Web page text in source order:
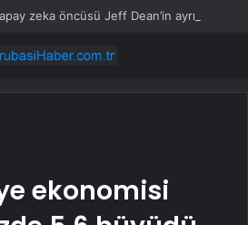
ekonomisi